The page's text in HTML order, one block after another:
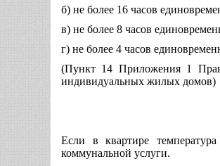
б) не более 16 часов
в) не более 8 часов
г) не более 4 часов
(Пункт 14 Приложения 1
индивидуальных жилых домов)
Если в квартире
коммунальной услуги.